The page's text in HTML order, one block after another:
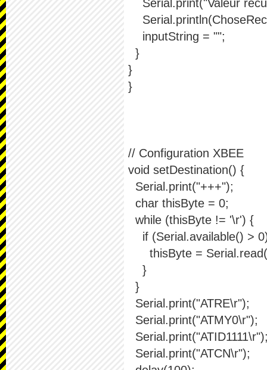
inputString = "";
}
}
}
// Configuration XBEE
void setDestination() {
Serial.print("+++");
char thisByte = 0;
while (thisByte != '\r') {
if (Serial.available() >
thisByte =
}
}
Serial.print("ATRE\r");
Serial.print("ATMY0\r");
Serial.print("ATCN\r");